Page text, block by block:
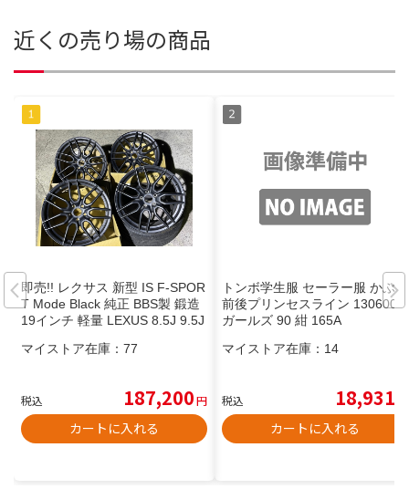
近くの売り場の商品
即売!! レクサス 新型 IS F-SPOR
T Mode Black 純正 BBS製 鍛造
19インチ 軽量 LEXUS 8.5J 9.5J
マイストア在庫： 77
税込 187,200円
カートに入れる
トンボ学生服 セーラー服 かぶり
前後プリンセスライン 1306001
ガールズ 90 紺 165A
マイストア在庫： 14
税込 18,931
カートに入れる